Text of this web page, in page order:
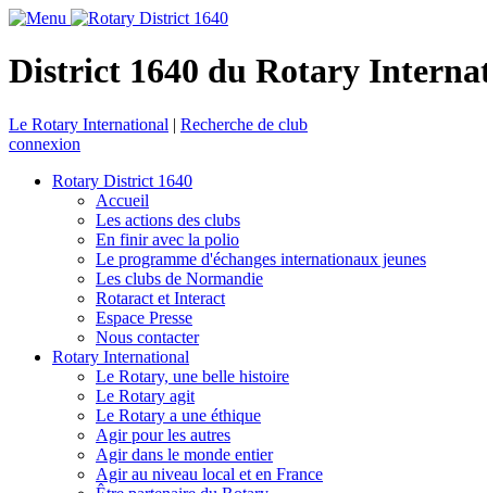
District 1640 du Rotary
Le Rotary International | Recherche de club
connexion
Rotary District 1640
Accueil
Les actions des clubs
En finir avec la polio
Le programme d'échanges internationaux jeunes
Les clubs de Normandie
Rotaract et Interact
Espace Presse
Nous contacter
Rotary International
Le Rotary, une belle histoire
Le Rotary agit
Le Rotary a une éthique
Agir pour les autres
Agir dans le monde entier
Agir au niveau local et en France